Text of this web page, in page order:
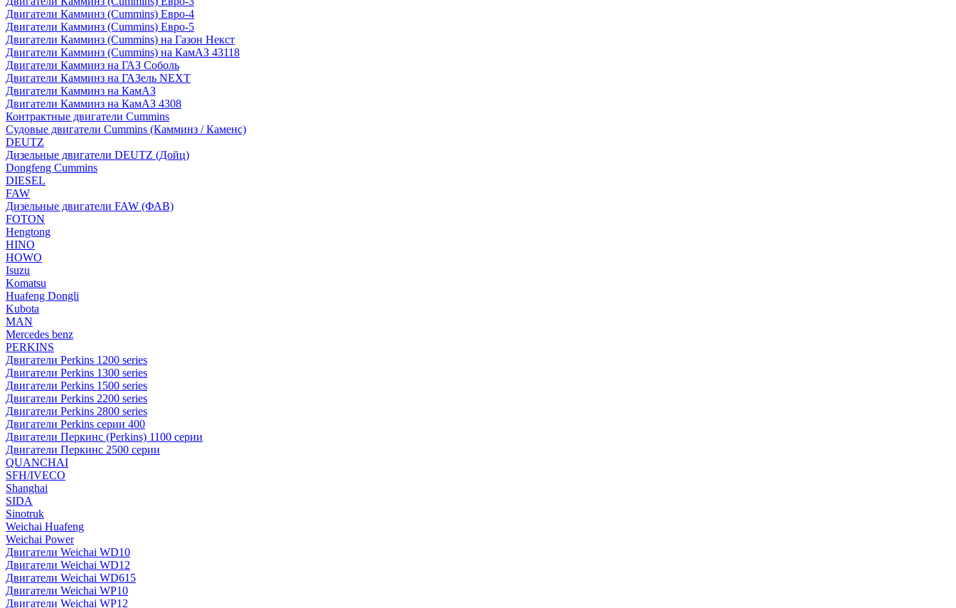
Двигатели Камминз (Cummins) Евро-4
Двигатели Камминз (Cummins) Евро-5
Двигатели Камминз (Cummins) на Газон Некст
Двигатели Камминз (Cummins) на КамАЗ 43118
Двигатели Камминз на ГАЗ Соболь
Двигатели Камминз на ГАЗель NEXT
Двигатели Камминз на КамАЗ
Двигатели Камминз на КамАЗ 4308
Контрактные двигатели Cummins
Судовые двигатели Cummins (Камминз / Каменс)
DEUTZ
Дизельные двигатели DEUTZ (Дойц)
Dongfeng Cummins
DIESEL
FAW
Дизельные двигатели FAW (ФАВ)
FOTON
Hengtong
HINO
HOWO
Isuzu
Komatsu
Huafeng Dongli
Kubota
MAN
Mercedes benz
PERKINS
Двигатели Perkins 1200 series
Двигатели Perkins 1300 series
Двигатели Perkins 1500 series
Двигатели Perkins 2200 series
Двигатели Perkins 2800 series
Двигатели Perkins серии 400
Двигатели Перкинс (Perkins) 1100 серии
Двигатели Перкинс 2500 серии
QUANCHAI
SFH/IVECO
Shanghai
SIDA
Sinotruk
Weichai Huafeng
Weichai Power
Двигатели Weichai WD10
Двигатели Weichai WD12
Двигатели Weichai WD615
Двигатели Weichai WP10
Двигатели Weichai WP12